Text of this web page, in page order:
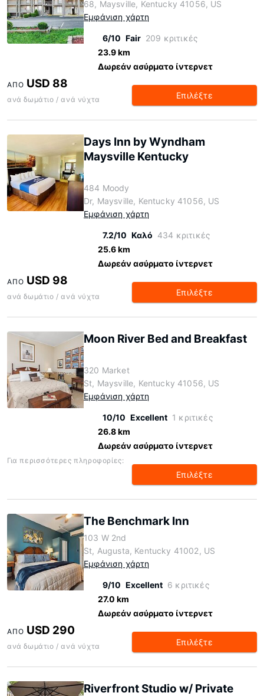
68, Maysville, Kentucky 41056, US
Εμφάνιση χάρτη
6/10 Fair 209 κριτικές
23.9 km
Δωρεάν ασύρματο ίντερνετ
ΑΠΌ USD 88
ανά δωμάτιο / ανά νύχτα Επιλέξτε
Days Inn by Wyndham
Maysville Kentucky
484 Moody
Dr, Maysville, Kentucky 41056, US
Εμφάνιση χάρτη
7.2/10 Καλό 434 κριτικές
25.6 km
Δωρεάν ασύρματο ίντερνετ
ΑΠΌ USD 98
ανά δωμάτιο / ανά νύχτα Επιλέξτε
Moon River Bed and Breakfast
320 Market
St, Maysville, Kentucky 41056, US
Εμφάνιση χάρτη
10/10 Excellent 1 κριτικές
26.8 km
Δωρεάν ασύρματο ίντερνετ
Για περισσότερες πληροφορίες:
Επιλέξτε
The Benchmark Inn
103 W 2nd
St, Augusta, Kentucky 41002, US
Εμφάνιση χάρτη
9/10 Excellent 6 κριτικές
27.0 km
Δωρεάν ασύρματο ίντερνετ
ΑΠΌ USD 290
ανά δωμάτιο / ανά νύχτα Επιλέξτε
Riverfront Studio w/ Private